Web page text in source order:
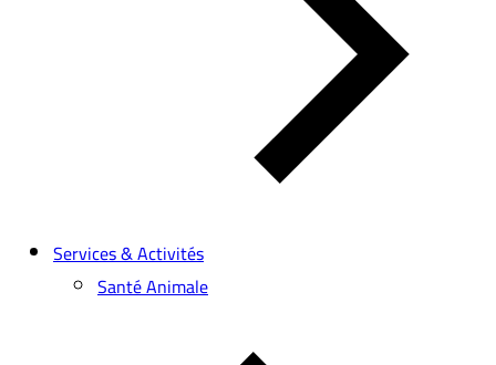
Services & Activités
Santé Animale